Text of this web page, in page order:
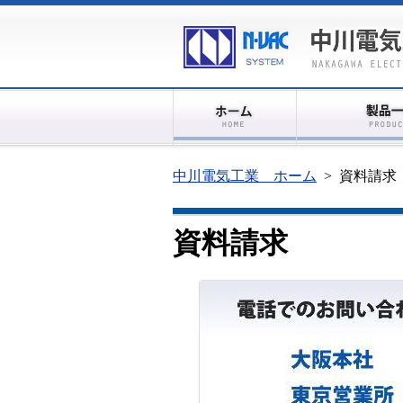
中川電気工業 ホーム > 資料請求
資料請求